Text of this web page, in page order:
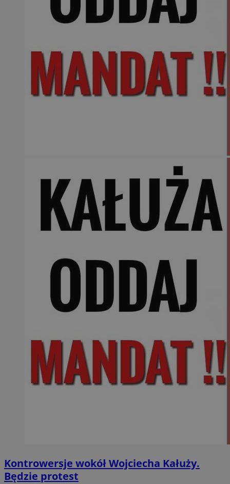
Kontrowersje wokół Wojciecha Kałuży.
Będzie protest